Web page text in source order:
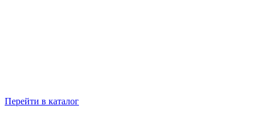
Перейти в каталог